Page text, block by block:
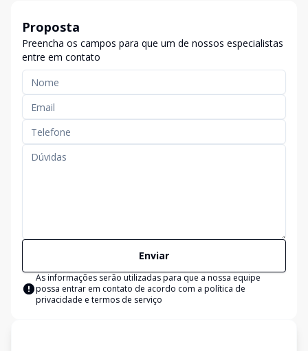
Proposta
Preencha os campos para que um de nossos especialistas
entre em contato
Enviar
As informações serão utilizadas para que a nossa equipe
possa entrar em contato de acordo com a política de
privacidade e termos de serviço